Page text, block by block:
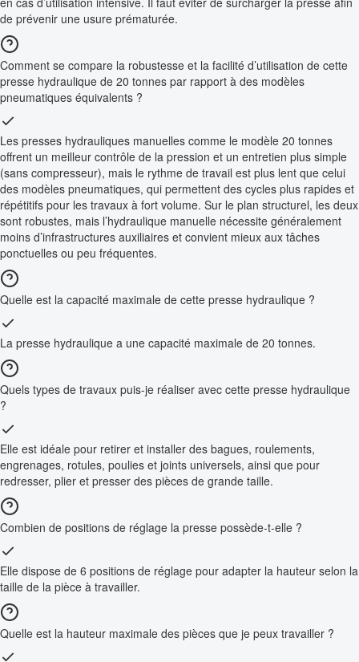
de prévenir une usure prématurée.
Comment se compare la robustesse et la facilité d’utilisation de cette
presse hydraulique de 20 tonnes par rapport à des modèles
pneumatiques équivalents ?
Les presses hydrauliques manuelles comme le modèle 20 tonnes
offrent un meilleur contrôle de la pression et un entretien plus simple
(sans compresseur), mais le rythme de travail est plus lent que celui
des modèles pneumatiques, qui permettent des cycles plus rapides et
répétitifs pour les travaux à fort volume. Sur le plan structurel, les deux
sont robustes, mais l’hydraulique manuelle nécessite généralement
moins d’infrastructures auxiliaires et convient mieux aux tâches
ponctuelles ou peu fréquentes.
Quelle est la capacité maximale de cette presse hydraulique ?
La presse hydraulique a une capacité maximale de 20 tonnes.
Quels types de travaux puis-je réaliser avec cette presse hydraulique
?
Elle est idéale pour retirer et installer des bagues, roulements,
engrenages, rotules, poulies et joints universels, ainsi que pour
redresser, plier et presser des pièces de grande taille.
Combien de positions de réglage la presse possède-t-elle ?
Elle dispose de 6 positions de réglage pour adapter la hauteur selon la
taille de la pièce à travailler.
Quelle est la hauteur maximale des pièces que je peux travailler ?